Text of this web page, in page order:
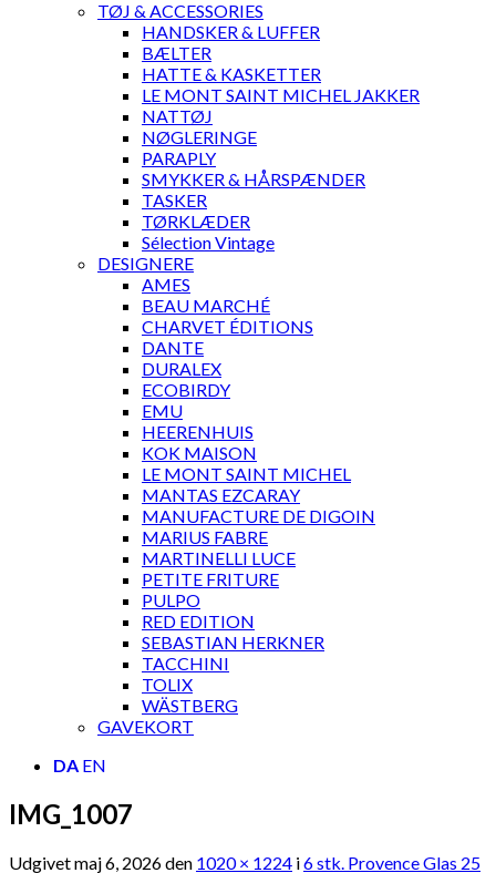
TØJ & ACCESSORIES
HANDSKER & LUFFER
BÆLTER
HATTE & KASKETTER
LE MONT SAINT MICHEL JAKKER
NATTØJ
NØGLERINGE
PARAPLY
SMYKKER & HÅRSPÆNDER
TASKER
TØRKLÆDER
Sélection Vintage
DESIGNERE
AMES
BEAU MARCHÉ
CHARVET ÉDITIONS
DANTE
DURALEX
ECOBIRDY
EMU
HEERENHUIS
KOK MAISON
LE MONT SAINT MICHEL
MANTAS EZCARAY
MANUFACTURE DE DIGOIN
MARIUS FABRE
MARTINELLI LUCE
PETITE FRITURE
PULPO
RED EDITION
SEBASTIAN HERKNER
TACCHINI
TOLIX
WÄSTBERG
GAVEKORT
DA EN
IMG_1007
Udgivetmaj 6, 2026den 1020 × 1224 i6 stk. Provence Glas 25